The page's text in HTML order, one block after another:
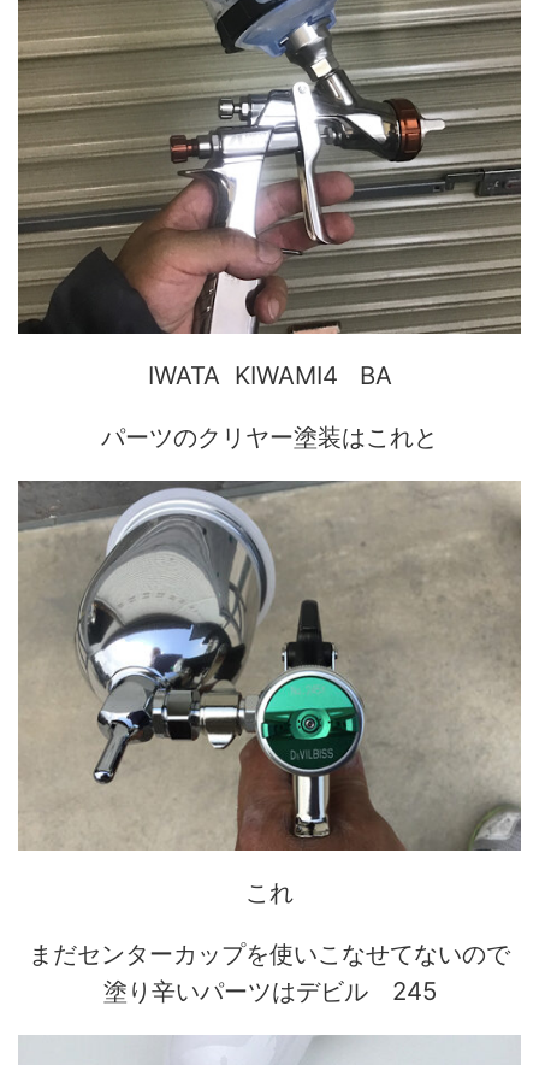
IWATA KIWAMI4 BA
パーツのクリヤー塗装はこれと
これ
まだセンターカップを使いこなせてないので
塗り辛いパーツはデビル 245